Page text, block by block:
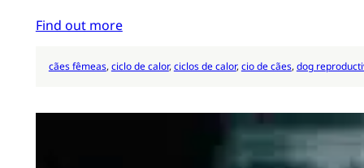
Find out more
cães fêmeas, ciclo de calor, ciclos de calor, cio de cães, dog